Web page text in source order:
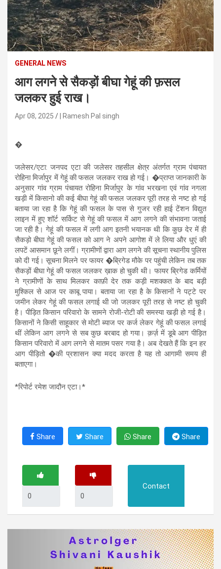
GENERAL NEWS
आग लगने से सैकड़ों बीघा गेहूं की फ़सल
जलकर हुई राख।
Apr 08, 2025 | Ramesh Pal singh
�
जलेसर/एटा: जनपद एटा की जलेसर तहसील क्षेत्र अंतर्गत ग्राम पंचायत
रोहिना मिर्जापुर में गेहूं की फसल जलकर राख हो गई। �प्राप्त जानकारी के
अनुसार गांव ग्राम पंचायत रोहिना मिर्जापुर के गांव भरखना एवं गांव नगला
खड़ी में किसानो की कई बीघा गेहूं की फसल जलकर पूरी तरह से नष्ट हो गई
बताया जा रहा है कि गेहूं की फसल के पास से गुजर रही हाई टेंशन विद्युत
लाइन में हुए शॉर्ट सर्किट से गेहूं की फसल में आग लगने की संभावना जताई
जा रही है। गेहूं की फसल में लगी आग इतनी भयानक थी कि कुछ देर में ही
सैकड़ो बीघा गेहूं की फसल को आग ने अपने आगोश में ले लिया और धुएं की
लपटें आसमान छूने लगीं। ग्रामीणों द्वारा आग लगने की सूचना स्थानीय पुलिस
को दी गई। सूचना मिलने पर फायर �ब्रिगेड मौके पर पहुंची लेकिन तब तक
सैकड़ों बीघा गेहूं की फसल जलकर ख़ाक हो चुकी थी। फायर ब्रिगेड कर्मियों
ने ग्रामीणों के साथ मिलकर काफ़ी देर तक कड़ी मशक्कत के बाद बड़ी
मुश्किल से आज पर काबू पाया। बताया जा रहा है के किसानों ने पट्टे पर
जमीन लेकर गेहूं की फसल लगाई थी जो जलकर पूरी तरह से नष्ट हो चुकी
है। पीड़ित किसान परिवारो के सामने रोजी-रोटी की समस्या खड़ी हो गई है।
किसानों ने किसी साहूकार से मोटी ब्याज पर कर्ज लेकर गेहूं की फसल लगाई
थीं लेकिन आग लगने से सब कुछ बरबाद हो गया। क़र्ज़ में डूबे आग पीड़ित
किसान परिवारो में आग लगने से मातम पसर गया है। अब देखते हैं कि इन हर
आग पीड़ितो �की प्रशासन क्या मदद करता है यह तो आगामी समय ही
बताएगा।
*रिपोर्ट रमेश जादौन एटा।*
Share Share Share Share
Contact